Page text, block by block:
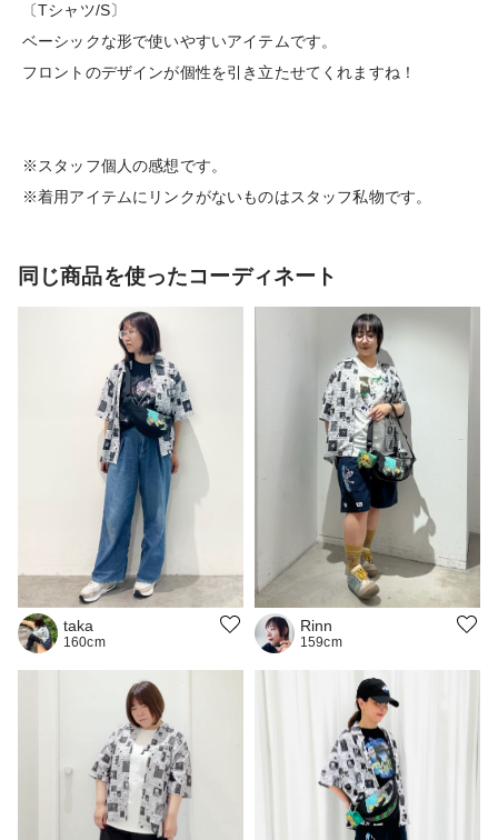
〔Tシャツ/S〕
ベーシックな形で使いやすいアイテムです。
フロントのデザインが個性を引き立たせてくれますね！
※スタッフ個人の感想です。
※着用アイテムにリンクがないものはスタッフ私物です。
同じ商品を使ったコーディネート
taka
160cm
Rinn
159cm